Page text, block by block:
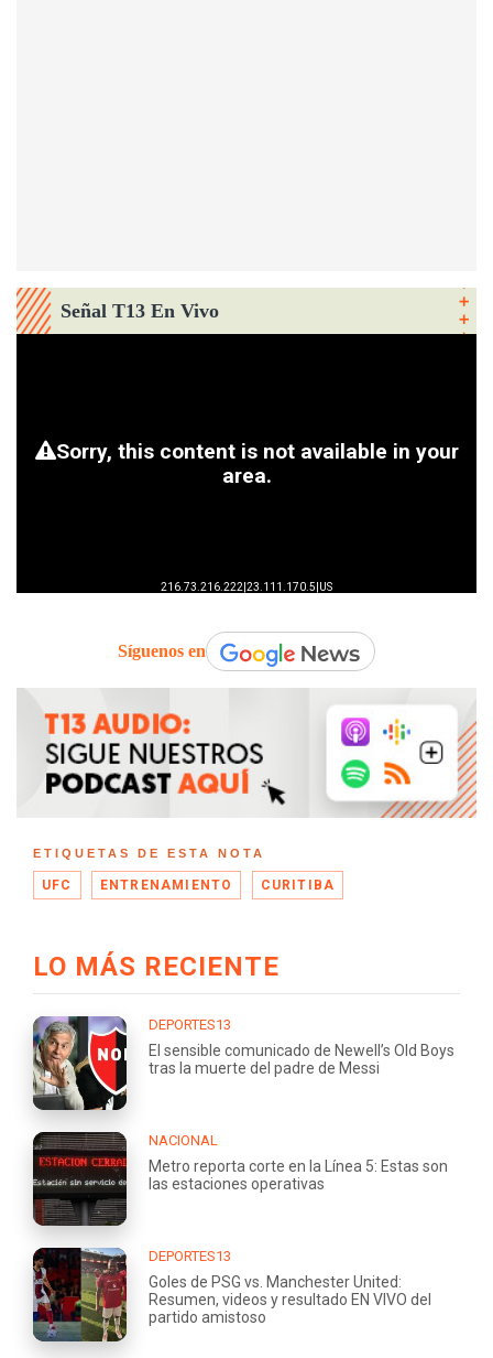
Señal T13 En Vivo
Síguenos en
ETIQUETAS DE ESTA NOTA
UFC ENTRENAMIENTO CURITIBA
LO MÁS RECIENTE
DEPORTES13
El sensible comunicado de Newell’s Old Boys
tras la muerte del padre de Messi
NACIONAL
Metro reporta corte en la Línea 5: Estas son
las estaciones operativas
DEPORTES13
Goles de PSG vs. Manchester United:
Resumen, videos y resultado EN VIVO del
partido amistoso